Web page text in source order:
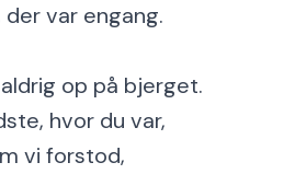
var engang.
op på bjerget.
hvor du var,
vi forstod,